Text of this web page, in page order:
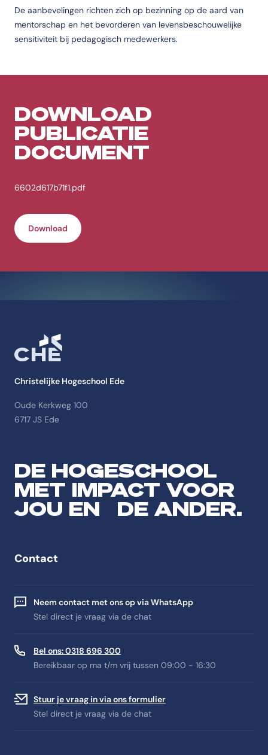
De aanbevelingen richten zich op bezinning op de aard van
mentorschap en het bevorderen van levensbeschouwelijke
sensitiviteit bij pedagogisch medewerkers.
DOWNLOAD
PUBLICATIE
DOCUMENT
6602d617b71f1.pdf
Download
Christelijke Hogeschool Ede
Oude Kerkweg 100
6717 JS Ede
DE HOGESCHOOL
MET IMPACT VOOR
JOU EN DE ANDER.
Contact
Neem contact met ons op via WhatsApp
Stel direct je vraag via de chat
Bel ons: 0318 696 300
Bereikbaar op ma t/m vrij tussen 09:00 - 16:30
Stuur je vraag in via ons formulier
Stel direct je vraag via de chat